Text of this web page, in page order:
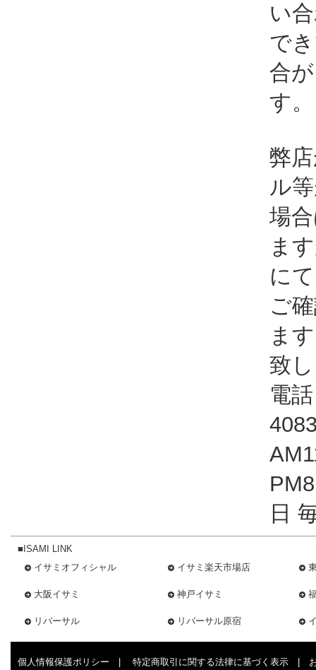
い
で
合
す。
弊
ル
場
ま
に
ご
ま
致
電
日
■ISAMI LINK
イサミオフィシャル
イサミ楽天市場店
大阪イサミ 神戸イサミ
リバーサル リバーサル原宿
個人情報保護ポリシー 特定商取引に関する法律に基づく表示